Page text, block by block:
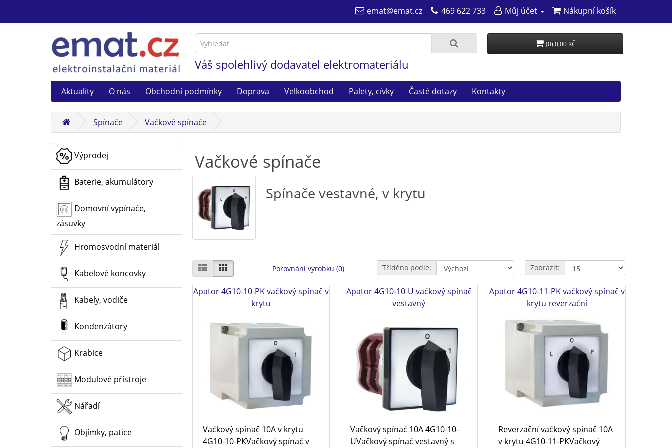
emat@emat.cz 469 622 733 Můj účet Nákupní košík
Váš spolehlivý dodavatel elektromateriálu
(0) 0,00 KČ
Aktuality O nás Obchodní podmínky Doprava Velkoobchod Palety, cívky Časté dotazy Kontakty
Spínače Vačkové spínače
Výprodej
Baterie, akumulátory
Domovní vypínače,
zásuvky
Hromosvodní materiál
Kabelové koncovky
Kabely, vodiče
Kondenzátory
Krabice
Modulové přístroje
Nářadí
Objímky, patice
Vačkové spínače
Spínače vestavné, v krytu
Porovnání výrobku (0) Tříděno podle: Zobrazit:
Apator 4G10-10-PK vačkový spínač v
krytu
Vačkový spínač 10A v krytu
4G10-10-PKVačkový spínač v
Apator 4G10-10-U vačkový spínač
vestavný
Vačkový spínač 10A 4G10-10-
UVačkový spínač vestavný s
Apator 4G10-11-PK vačkový spínač v
krytu reverzační
Reverzační vačkový spínač 10A
v krytu 4G10-11-PKVačkový